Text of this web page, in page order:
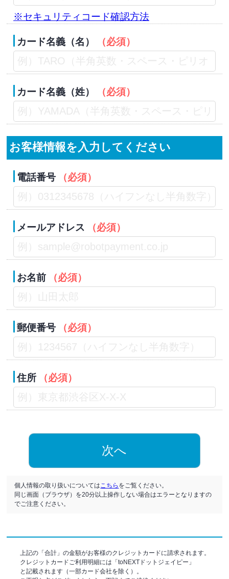
※セキュリティコード確認方法
カード名義（名） （必須）
カード名義（姓） （必須）
お客様情報を入力してください
電話番号 （必須）
メールアドレス （必須）
お名前 （必須）
郵便番号 （必須）
住所 （必須）
次へ
個人情報の取り扱いについてはこちら をご覧ください。
同じ画面（ブラウザ）を20分以上操作しない場合はエラーとなりますの
でご注意ください。
上記の「合計」の金額がお客様のクレジットカードに請求されます。
クレジットカードご利用明細には「toNEXTドットジェイピー」
と記載されます（一部カード会社を除く）。